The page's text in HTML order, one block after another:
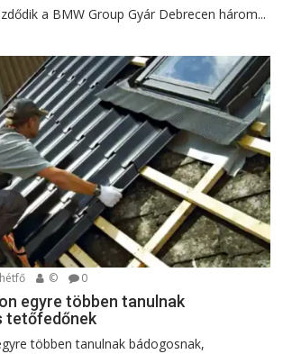
a BMW Group Gyár Debrecen három...
© 0
egyre többen tanulnak
tetőfedőnek
többen tanulnak bádogosnak,